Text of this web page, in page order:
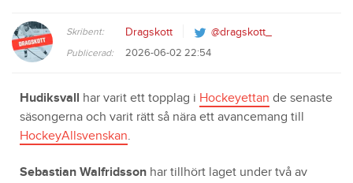
Skribent: Dragskott @dragskott_
Publicerad: 2026-06-02 22:54
Hudiksvall har varit ett topplag i Hockeyettan de senaste
säsongerna och varit rätt så nära ett avancemang till
HockeyAllsvenskan.
Sebastian Walfridsson har tillhört laget under två av